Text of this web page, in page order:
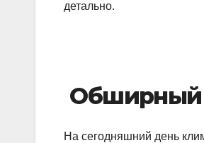
детально.
Обширный
На сегодняшний день